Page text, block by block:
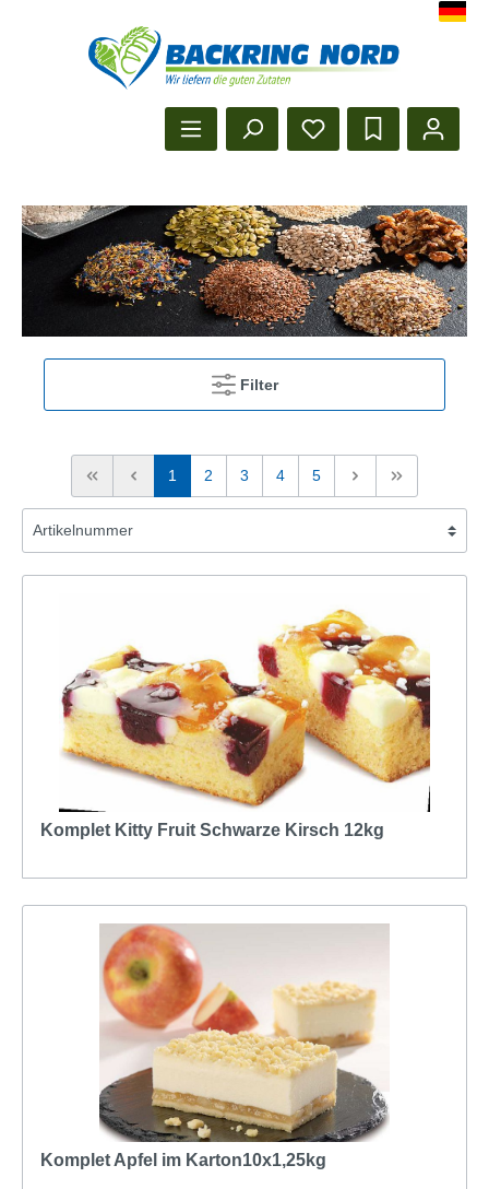
Herzlich Willkommen beim
Filter
1 2 3 4 5
Komplet Kitty Fruit Schwarze Kirsch 12kg
Komplet Apfel im Karton10x1,25kg